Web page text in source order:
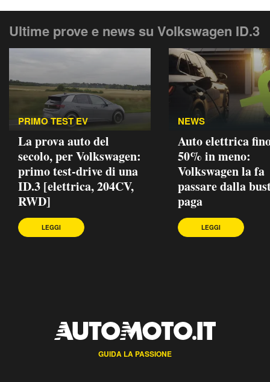
Ultime prove e news su Volkswagen ID.3
PRIMO TEST EV
La prova auto del
secolo, per Volkswagen:
primo test-drive di una
ID.3 [elettrica, 204CV,
RWD]
LEGGI
NEWS
Auto elettrica
50% in meno:
Volkswagen la fa
passare dalla
paga
LEGGI
GUIDA LA PASSIONE